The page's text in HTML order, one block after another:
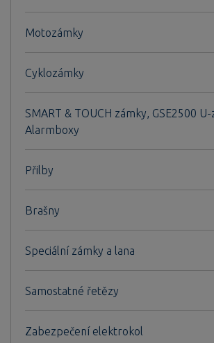
Motozámky
Cyklozámky
SMART & TOUCH zámky, GSE2500
Alarmboxy
Přilby
Brašny
Speciální zámky a lana
Samostatné řetězy
Zabezpečení elektrokol